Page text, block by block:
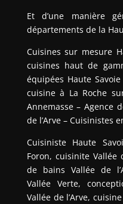
Et d’une manière
départements de la
Cuisines sur mesure
cuisines haut de
équipées Haute
cuisine à La Roche
Annemasse – Agence
de l’Arve – Cuisinistes
Cuisiniste Haute
Foron, cuisinite Vallée
de bains Vallée de
Vallée Verte,
Vallée de l’Arve,